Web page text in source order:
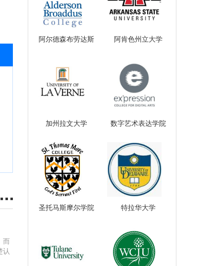
而
认
阿尔德森布劳达斯
阿肯色州立大学
加州拉文大学 数字艺术表达学院
圣托马斯摩尔学院 特拉华大学